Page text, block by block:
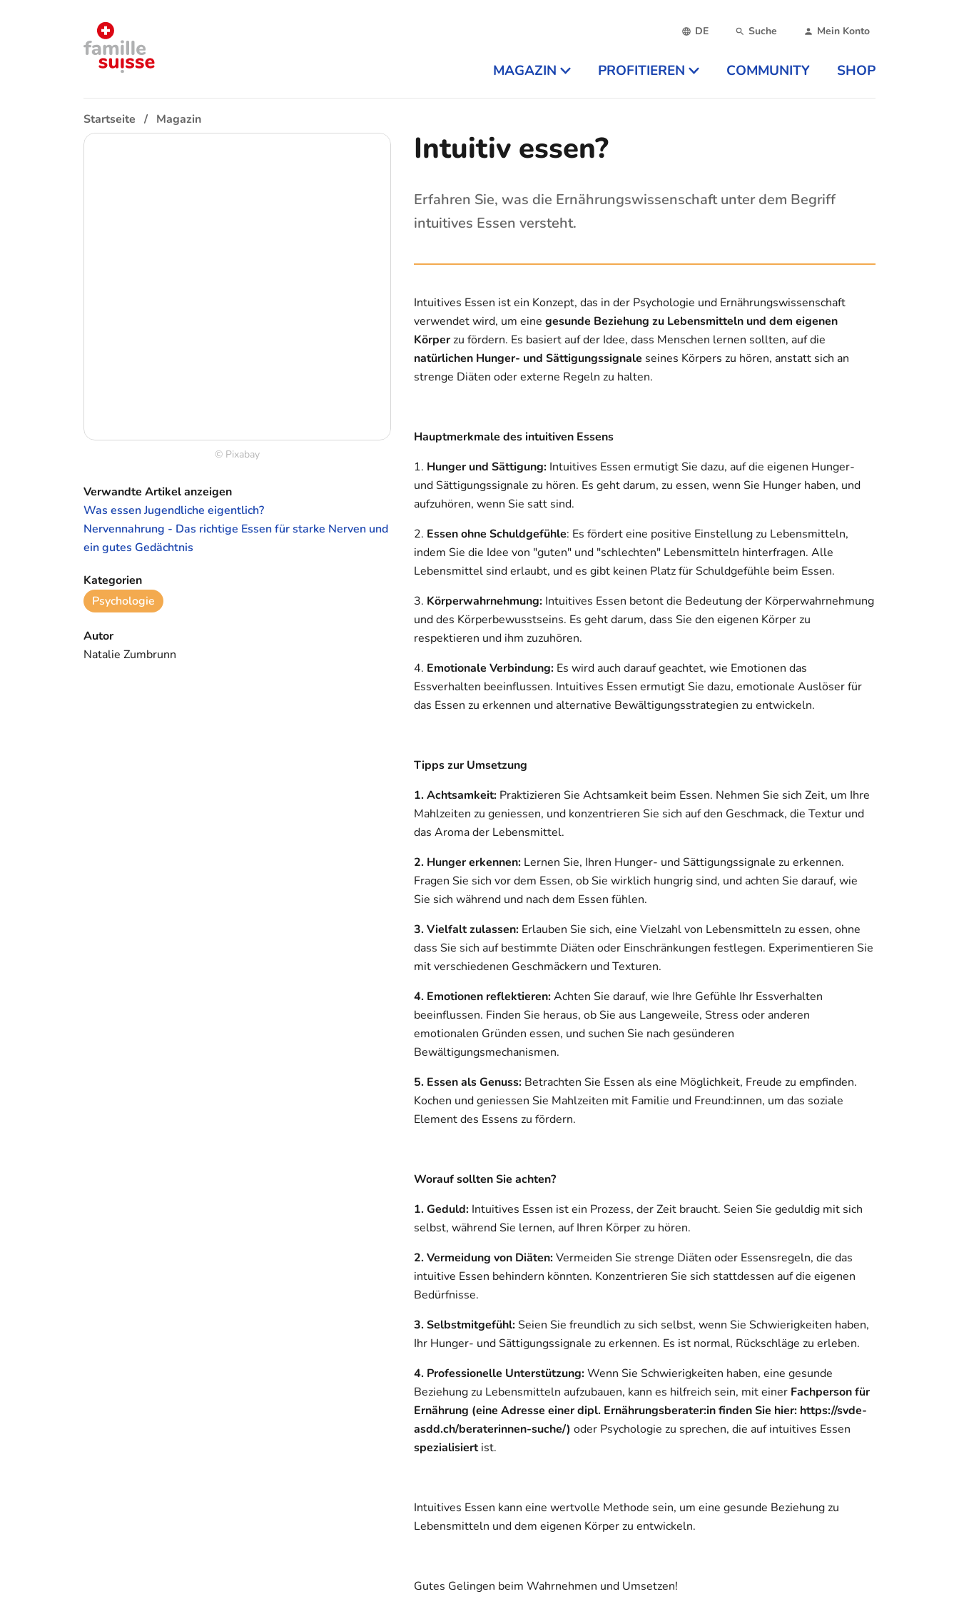
DE Suche Mein Konto
MAGAZIN PROFITIEREN COMMUNITY SHOP
Startseite Magazin
© Pixabay
Intuitiv essen?
Verwandte Artikel anzeigen
Was essen Jugendliche eigentlich?
Nervennahrung - Das richtige Essen für starke Nerven und
ein gutes Gedächtnis
Kategorien
Psychologie
Autor
Natalie Zumbrunn
Erfahren Sie, was die Ernährungswissenschaft unter dem Begriff
intuitives Essen versteht.
Intuitives Essen ist ein Konzept, das in der Psychologie und Ernährungswissenschaft
verwendet wird, um einegesunde Beziehung zu Lebensmitteln und dem eigenen
Körperzu fördern. Es basiert auf der Idee, dass Menschen lernen sollten, auf die
natürlichen Hunger- und Sättigungssignale seines Körpers zu hören, anstatt sich an
strenge Diäten oder externe Regeln zu halten.
Hauptmerkmale des intuitiven Essens
1. Hunger und Sättigung: Intuitives Essen ermutigt Sie dazu, auf die eigenen Hunger-
und Sättigungssignale zu hören. Es geht darum, zu essen, wenn Sie Hunger haben, und
aufzuhören, wenn Sie satt sind.
2. Essen ohne Schuldgefühle: Es fördert eine positive Einstellung zu Lebensmitteln,
indem Sie die Idee von "guten" und "schlechten" Lebensmitteln hinterfragen. Alle
Lebensmittel sind erlaubt, und es gibt keinen Platz für Schuldgefühle beim Essen.
3. Körperwahrnehmung: Intuitives Essen betont die Bedeutung der Körperwahrnehmung
und des Körperbewusstseins. Es geht darum, dass Sie den eigenen Körper zu
respektieren und ihm zuzuhören.
4. Emotionale Verbindung: Es wird auch darauf geachtet, wie Emotionen das
Essverhalten beeinflussen. Intuitives Essen ermutigt Sie dazu, emotionale Auslöser für
das Essen zu erkennen und alternative Bewältigungsstrategien zu entwickeln.
Tipps zur Umsetzung
1. Achtsamkeit: Praktizieren Sie Achtsamkeit beim Essen. Nehmen Sie sich Zeit, um Ihre
Mahlzeiten zu geniessen, und konzentrieren Sie sich auf den Geschmack, die Textur und
das Aroma der Lebensmittel.
2. Hunger erkennen: Lernen Sie, Ihren Hunger- und Sättigungssignale zu erkennen.
Fragen Sie sich vor dem Essen, ob Sie wirklich hungrig sind, und achten Sie darauf, wie
Sie sich während und nach dem Essen fühlen.
3. Vielfalt zulassen: Erlauben Sie sich, eine Vielzahl von Lebensmitteln zu essen, ohne
dass Sie sich auf bestimmte Diäten oder Einschränkungen festlegen. Experimentieren Sie
mit verschiedenen Geschmäckern und Texturen.
4. Emotionen reflektieren:Achten Sie darauf, wie Ihre Gefühle Ihr Essverhalten
beeinflussen. Finden Sie heraus, ob Sie aus Langeweile, Stress oder anderen
emotionalen Gründen essen, und suchen Sie nach gesünderen
Bewältigungsmechanismen.
5. Essen als Genuss: Betrachten Sie Essen als eine Möglichkeit, Freude zu empfinden.
Kochen und geniessen Sie Mahlzeiten mit Familie und Freund:innen, um das soziale
Element des Essens zu fördern.
Worauf sollten Sie achten?
1. Geduld: Intuitives Essen ist ein Prozess, der Zeit braucht. Seien Sie geduldig mit sich
selbst, während Sie lernen, auf Ihren Körper zu hören.
2. Vermeidung von Diäten:Vermeiden Sie strenge Diäten oder Essensregeln, die das
intuitive Essen behindern könnten. Konzentrieren Sie sich stattdessen auf die eigenen
Bedürfnisse.
3. Selbstmitgefühl:Seien Sie freundlich zu sich selbst, wenn Sie Schwierigkeiten haben,
Ihr Hunger- und Sättigungssignale zu erkennen. Es ist normal, Rückschläge zu erleben.
4. Professionelle Unterstützung:Wenn Sie Schwierigkeiten haben, eine gesunde
Beziehung zu Lebensmitteln aufzubauen, kann es hilfreich sein, mit einer Fachperson für
Ernährung (eine Adresse einer dipl. Ernährungsberater:in finden Sie hier: https://svde-
asdd.ch/beraterinnen-suche/) oder Psychologie zu sprechen, die auf intuitives Essen
spezialisiertist.
Intuitives Essen kann eine wertvolle Methode sein, um eine gesunde Beziehung zu
Lebensmitteln und dem eigenen Körper zu entwickeln.
Gutes Gelingen beim Wahrnehmen und Umsetzen!